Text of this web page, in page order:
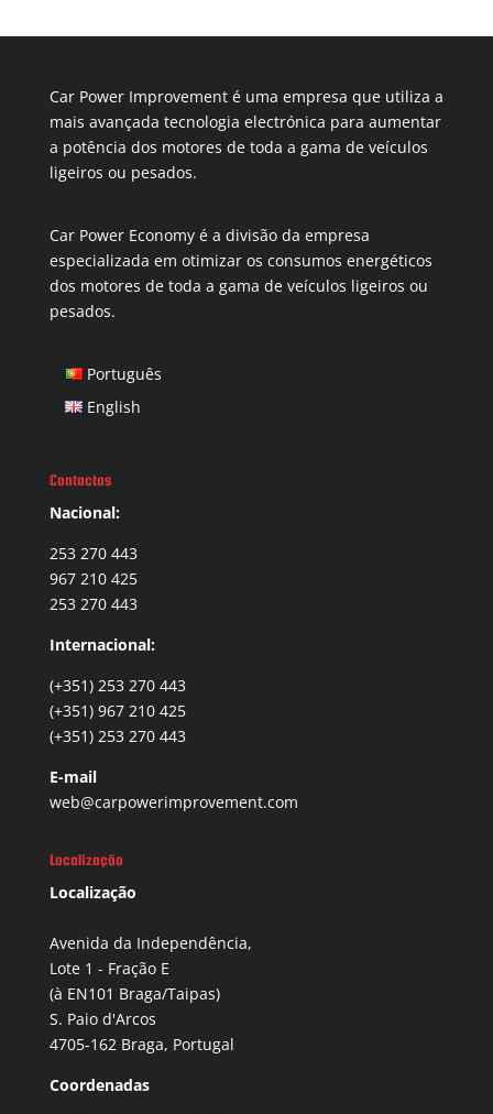
Car Power Improvement é uma empresa que utiliza a
mais avançada tecnologia electrónica para aumentar
a potência dos motores de toda a gama de veículos
ligeiros ou pesados.
Car Power Economy é a divisão da empresa
especializada em otimizar os consumos energéticos
dos motores de toda a gama de veículos ligeiros ou
pesados.
Português
English
Contactos
Nacional:
253 270 443
967 210 425
253 270 443
Internacional:
(+351) 253 270 443
(+351) 967 210 425
(+351) 253 270 443
E-mail
web@carpowerimprovement.com
Localização
Localização
Avenida da Independência,
Lote 1 - Fração E
(à EN101 Braga/Taipas)
S. Paio d'Arcos
4705-162 Braga, Portugal
Coordenadas